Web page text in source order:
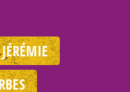
JÉRÉMIE